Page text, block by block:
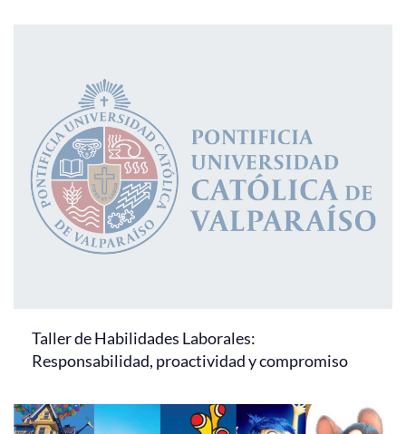
Taller de Habilidades Laborales:
Responsabilidad, proactividad y compromiso